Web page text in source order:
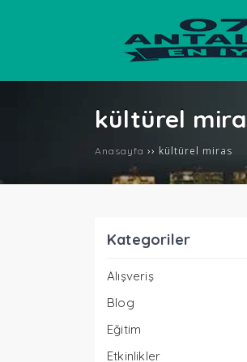
kültürel
Anasayfa ›› kültürel miras
Kategoriler
Alışveriş
Blog
Eğitim
Etkinlikler